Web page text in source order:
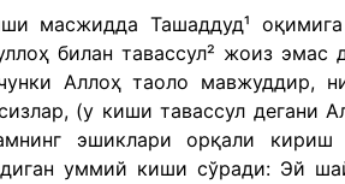
масжидда Ташаддуд¹
билан тавассул² жоиз
Аллоҳ таоло мавжуддир,
(у киши тавассул дегани
эшиклари орқали
уммий киши сўради: Эй